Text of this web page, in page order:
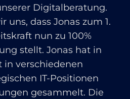
Digitalberatung.
uns, dass Jonas zum 1.
nun zu 100%
stellt. Jonas hat in
in verschiedenen
IT-Positionen
gesammelt. Die